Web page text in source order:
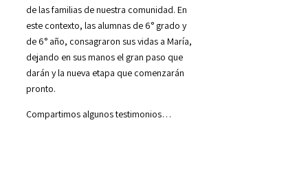
de las familias de nuestra comunidad. En
este contexto, las alumnas de 6° grado y
de 6° año, consagraron sus vidas a María,
dejando en sus manos el gran paso que
darán y la nueva etapa que comenzarán
pronto.
Compartimos algunos testimonios…